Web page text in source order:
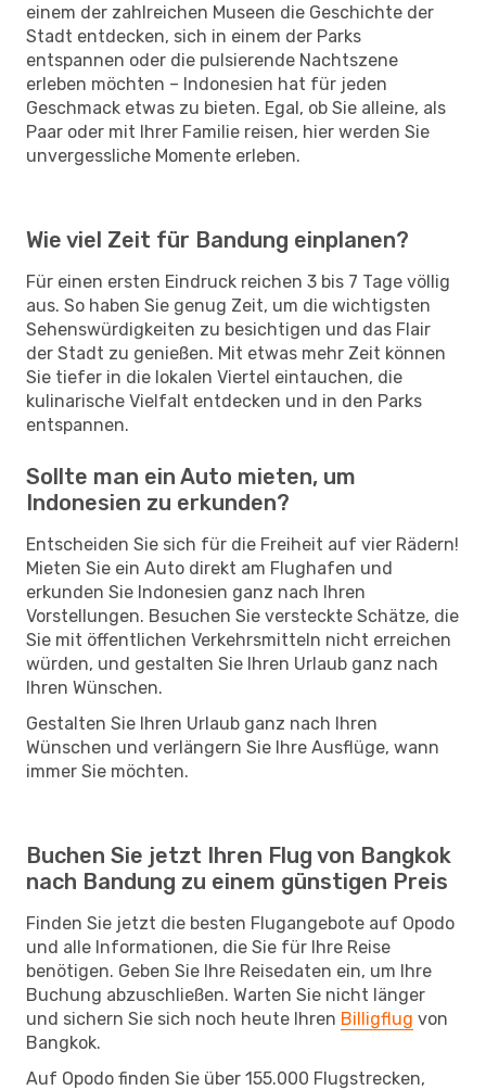
einem der zahlreichen Museen die Geschichte der
Stadt entdecken, sich in einem der Parks
entspannen oder die pulsierende Nachtszene
erleben möchten – Indonesien hat für jeden
Geschmack etwas zu bieten. Egal, ob Sie alleine, als
Paar oder mit Ihrer Familie reisen, hier werden Sie
unvergessliche Momente erleben.
Wie viel Zeit für Bandung einplanen?
Für einen ersten Eindruck reichen 3 bis 7 Tage völlig
aus. So haben Sie genug Zeit, um die wichtigsten
Sehenswürdigkeiten zu besichtigen und das Flair
der Stadt zu genießen. Mit etwas mehr Zeit können
Sie tiefer in die lokalen Viertel eintauchen, die
kulinarische Vielfalt entdecken und in den Parks
entspannen.
Sollte man ein Auto mieten, um
Indonesien zu erkunden?
Entscheiden Sie sich für die Freiheit auf vier Rädern!
Mieten Sie ein Auto direkt am Flughafen und
erkunden Sie Indonesien ganz nach Ihren
Vorstellungen. Besuchen Sie versteckte Schätze, die
Sie mit öffentlichen Verkehrsmitteln nicht erreichen
würden, und gestalten Sie Ihren Urlaub ganz nach
Ihren Wünschen.
Gestalten Sie Ihren Urlaub ganz nach Ihren
Wünschen und verlängern Sie Ihre Ausflüge, wann
immer Sie möchten.
Buchen Sie jetzt Ihren Flug von Bangkok
nach Bandung zu einem günstigen Preis
Finden Sie jetzt die besten Flugangebote auf Opodo
und alle Informationen, die Sie für Ihre Reise
benötigen. Geben Sie Ihre Reisedaten ein, um Ihre
Buchung abzuschließen. Warten Sie nicht länger
und sichern Sie sich noch heute Ihren Billigflug von
Bangkok.
Auf Opodo finden Sie über 155.000 Flugstrecken,